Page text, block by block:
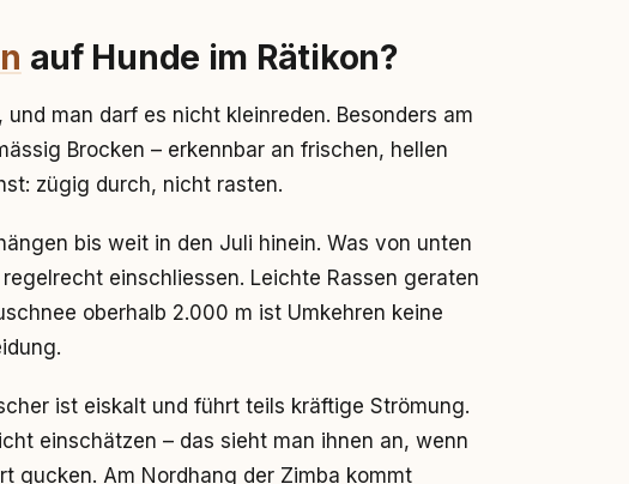
auf Hunde im Rätikon?
man darf es nicht kleinreden. Besonders am
Brocken – erkennbar an frischen, hellen
zügig durch, nicht rasten.
bis weit in den Juli hinein. Was von unten
einschliessen. Leichte Rassen geraten
oberhalb 2.000 m ist Umkehren keine
ist eiskalt und führt teils kräftige Strömung.
einschätzen – das sieht man ihnen an, wenn
gucken. Am Nordhang der Zimba kommt